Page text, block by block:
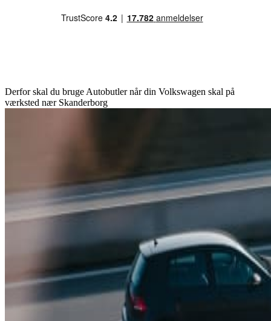
Derfor skal du bruge Autobutler når din Volkswagen skal på
værksted nær Skanderborg